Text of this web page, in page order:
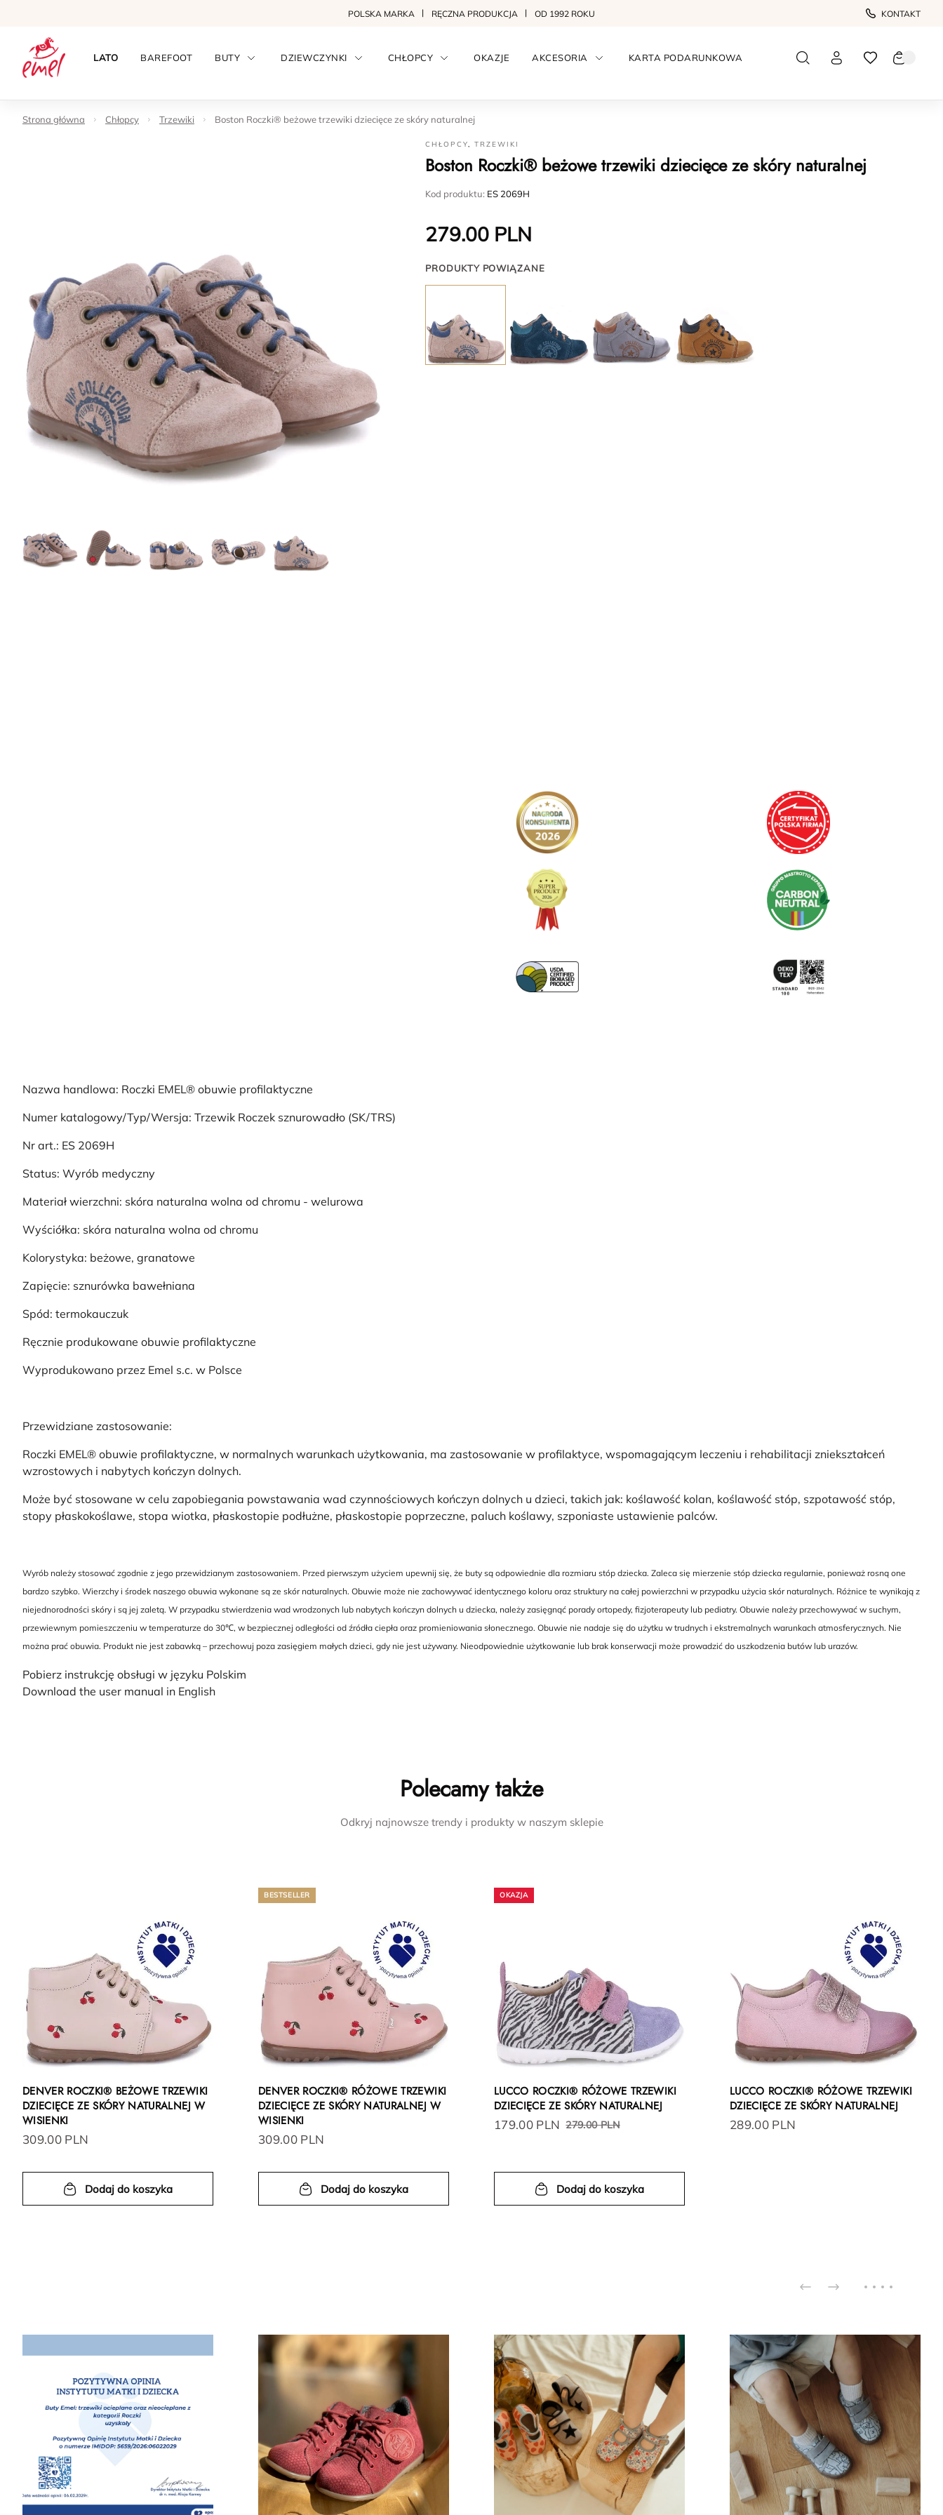
POLSKA MARKA RĘCZNA PRODUKCJA OD 1992 ROKU KONTAKT
LATO BAREFOOT BUTY DZIEWCZYNKI CHŁOPCY OKAZJE AKCESORIA KARTA PODARUNKOWA
Strona główna Chłopcy Trzewiki Boston Roczki® beżowe trzewiki dziecięce ze skóry naturalnej
CHŁOPCY,TRZEWIKI
Boston Roczki® beżowe trzewiki dziecięce ze skóry naturalnej
Kod produktu: ES 2069H
279.00 PLN
PRODUKTY POWIĄZANE
Nazwa handlowa: Roczki EMEL® obuwie profilaktyczne
Numer katalogowy/Typ/Wersja: Trzewik Roczek sznurowadło (SK/TRS)
Nr art.: ES 2069H
Status: Wyrób medyczny
Materiał wierzchni: skóra naturalna wolna od chromu - welurowa
Wyściółka: skóra naturalna wolna od chromu
Kolorystyka: beżowe, granatowe
Zapięcie: sznurówka bawełniana
Spód: termokauczuk
Ręcznie produkowane obuwie profilaktyczne
Wyprodukowano przez Emel s.c. w Polsce
Przewidziane zastosowanie:
Roczki EMEL® obuwie profilaktyczne, w normalnych warunkach użytkowania, ma zastosowanie w profilaktyce, wspomagającym leczeniu i rehabilitacji zniekształceń
wzrostowych i nabytych kończyn dolnych.
Może być stosowane w celu zapobiegania powstawania wad czynnościowych kończyn dolnych u dzieci, takich jak: koślawość kolan, koślawość stóp, szpotawość stóp,
stopy płaskokoślawe, stopa wiotka, płaskostopie podłużne, płaskostopie poprzeczne, paluch koślawy, szponiaste ustawienie palców.
Wyrób należy stosować zgodnie z jego przewidzianym zastosowaniem. Przed pierwszym użyciem upewnij się, że buty są odpowiednie dla rozmiaru stóp dziecka. Zaleca się mierzenie stóp dziecka regularnie, ponieważ rosną one
bardzo szybko. Wierzchy i środek naszego obuwia wykonane są ze skór naturalnych. Obuwie może nie zachowywać identycznego koloru oraz struktury na całej powierzchni w przypadku użycia skór naturalnych. Różnice te wynikają z
niejednorodności skóry i są jej zaletą. W przypadku stwierdzenia wad wrodzonych lub nabytych kończyn dolnych u dziecka, należy zasięgnąć porady ortopedy, fizjoterapeuty lub pediatry. Obuwie należy przechowywać w suchym,
przewiewnym pomieszczeniu w temperaturze do 30℃, w bezpiecznej odległości od źródła ciepła oraz promieniowania słonecznego. Obuwie nie nadaje się do użytku w trudnych i ekstremalnych warunkach atmosferycznych. Nie
można prać obuwia. Produkt nie jest zabawką – przechowuj poza zasięgiem małych dzieci, gdy nie jest używany. Nieodpowiednie użytkowanie lub brak konserwacji może prowadzić do uszkodzenia butów lub urazów.
Pobierz instrukcję obsługi w języku Polskim
Download the user manual in English
Polecamy także
Odkryj najnowsze trendy i produkty w naszym sklepie
DENVER ROCZKI® BEŻOWE TRZEWIKI
DZIECIĘCE ZE SKÓRY NATURALNEJ W
WISIENKI
309.00 PLN
Dodaj do koszyka
BESTSELLER
DENVER ROCZKI® RÓŻOWE TRZEWIKI
DZIECIĘCE ZE SKÓRY NATURALNEJ W
WISIENKI
309.00 PLN
Dodaj do koszyka
LUCCO ROCZKI® RÓŻOWE TRZEWIKI
DZIECIĘCE ZE SKÓRY NATURALNEJ
179.00 PLN 279.00 PLN
Dodaj do koszyka
LUCCO ROCZKI® RÓŻOWE TRZEWIKI
DZIECIĘCE ZE SKÓRY NATURALNEJ
289.00 PLN